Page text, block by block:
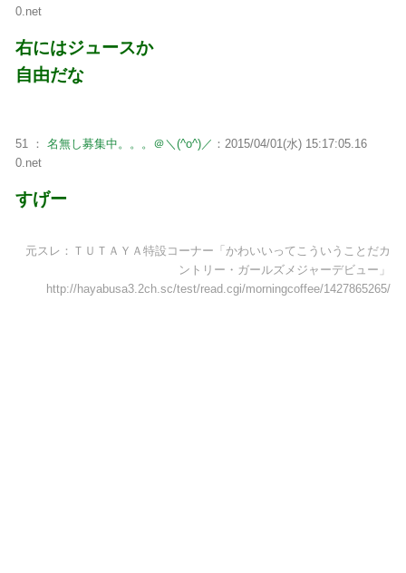
0.net
右にはジュースか
自由だな
51 ： 名無し募集中。。。＠＼(^o^)／ ：2015/04/01(水) 15:17:05.16
0.net
すげー
元スレ：ＴＵＴＡＹＡ特設コーナー「かわいいってこういうことだカ
ントリー・ガールズメジャーデビュー」
http://hayabusa3.2ch.sc/test/read.cgi/morningcoffee/1427865265/